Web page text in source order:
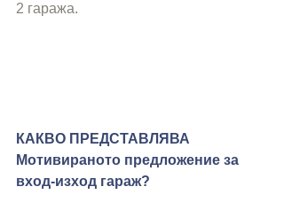
2 гаража.
КАКВО ПРЕДСТАВЛЯВА
Мотивираното предложение за
вход-изход гараж?